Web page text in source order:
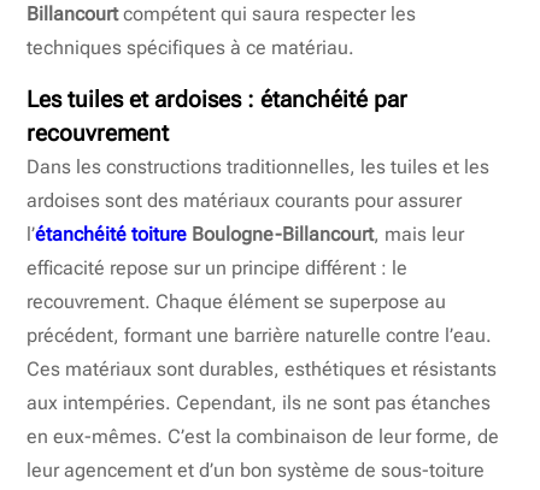
Billancourtcompétent qui saura respecter les
techniques spécifiques à ce matériau.
Les tuiles et ardoises : étanchéité par
recouvrement
Dans les constructions traditionnelles, les tuiles et les
ardoises sont des matériaux courants pour assurer
l’étanchéité toiture Boulogne-Billancourt, mais leur
efficacité repose sur un principe différent : le
recouvrement. Chaque élément se superpose au
précédent, formant une barrière naturelle contre l’eau.
Ces matériaux sont durables, esthétiques et résistants
aux intempéries. Cependant, ils ne sont pas étanches
en eux-mêmes. C’est la combinaison de leur forme, de
leur agencement et d’un bon système de sous-toiture